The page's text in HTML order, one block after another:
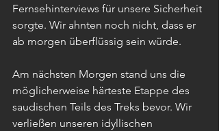
Fernsehinterviews für unsere Sicherheit
sorgte. Wir ahnten noch nicht, dass er
ab morgen überflüssig sein würde.
Am nächsten Morgen stand uns die
möglicherweise härteste Etappe des
saudischen Teils des Treks bevor. Wir
verließen unseren idyllischen